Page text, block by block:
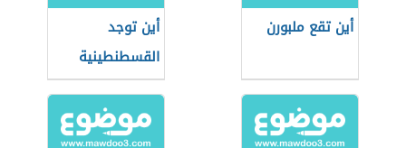
أين تقع ملبورن
أين توجد
القسطنطينية